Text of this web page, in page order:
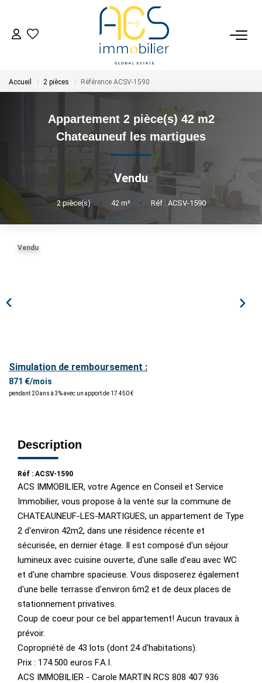
Tous Nos Biens En Vente
- Biens D'investissement
- Collection Réservée
Déposez Votre Recherche D'achat
VENDRE
Tous Nos Biens Vendus
Accueil 2 pièces Référence ACSV-1590
Appartement 2 pièce(s) 42 m2
Chateauneuf les martigues
Vendu
2pièce(s) • 42 m² • Réf : ACSV-1590
Vendu
Simulation de remboursement :
871 €/mois
pendant 20 ans à 3% avec un apport de 17 450 €
Description
Réf : ACSV-1590
ACS IMMOBILIER, votre Agence en Conseil et Service
Immobilier, vous propose à la vente sur la commune de
CHATEAUNEUF-LES-MARTIGUES, un appartement de Type
2 d'environ 42m2, dans une résidence récente et
sécurisée, en dernier étage. Il est composé d'un séjour
lumineux avec cuisine ouverte, d'une salle d'eau avec WC
et d'une chambre spacieuse. Vous disposerez également
d'une belle terrasse d'environ 6m2 et de deux places de
stationnement privatives.
Coup de coeur pour ce bel appartement! Aucun travaux à
prévoir.
Copropriété de 43 lots (dont 24 d'habitations).
Prix : 174.500 euros F.A.I.
ACS IMMOBILIER - Carole MARTIN RCS 808 407 936